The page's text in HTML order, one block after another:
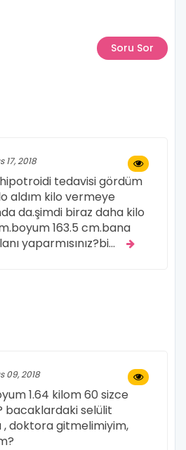
Soru Sor
17, 2018
tedavisi gördüm
aldım kilo vermeye
da.şimdi biraz daha kilo
163.5 cm.bana
yaparmısınız?bi...
09, 2018
1.64 kilom 60 sizce
bacaklardaki selülit
, doktora gitmelimiyim,